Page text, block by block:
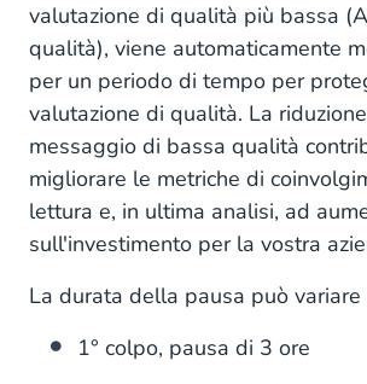
valutazione di qualità più bassa
qualità), viene automaticamente
per un periodo di tempo per
valutazione di qualità. La
messaggio di bassa qualità
migliorare le metriche di
lettura e, in ultima analisi, ad
sull'investimento per la vostra
La durata della pausa può
1° colpo, pausa di 3 ore